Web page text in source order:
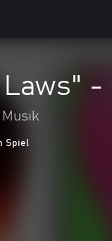
Laws" -
Musik
Spiel